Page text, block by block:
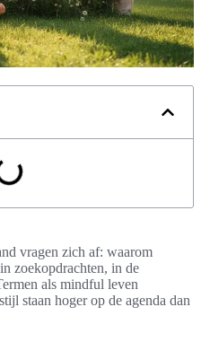
vragen zich af: waarom
zoekopdrachten, in de
als mindful leven
staan hoger op de agenda dan